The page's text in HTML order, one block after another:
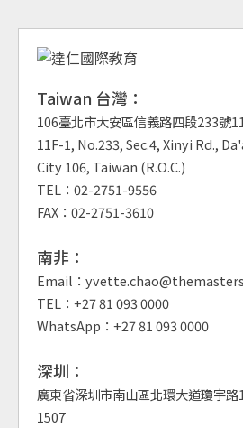
Taiwan 台灣：
106臺北市大安區信義路四段233號
11F-1, No.233, Sec.4, Xinyi Rd.,
City 106, Taiwan (R.O.C.)
TEL：02-2751-9556
FAX：02-2751-3610
南非：
Email：
TEL：+27 81 093 0000
WhatsApp：+27 81 093 0000
深圳：
廣東省深圳市南山區北環大道瓊宇
1507